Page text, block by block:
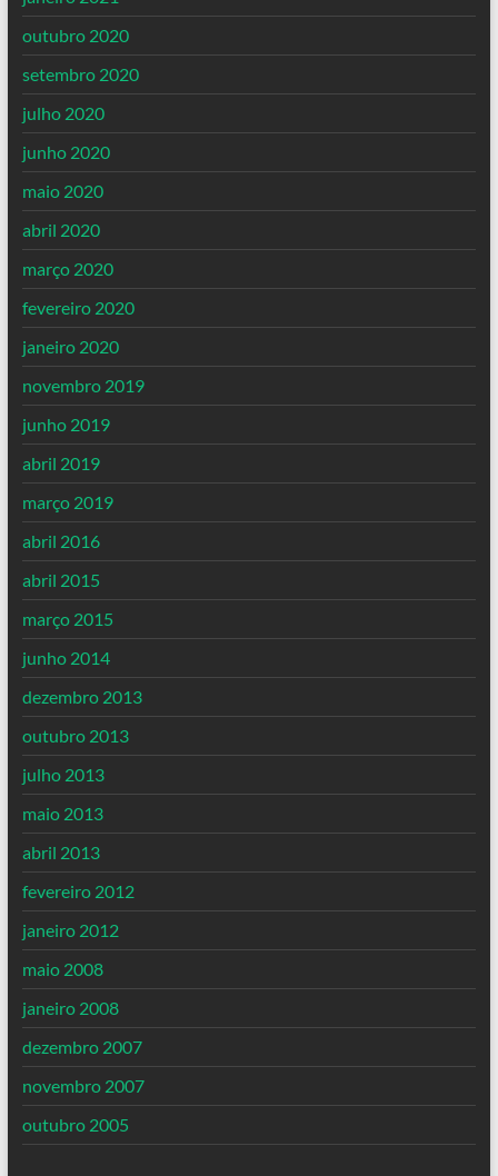
outubro 2020
setembro 2020
julho 2020
junho 2020
maio 2020
abril 2020
março 2020
fevereiro 2020
janeiro 2020
novembro 2019
junho 2019
abril 2019
março 2019
abril 2016
abril 2015
março 2015
junho 2014
dezembro 2013
outubro 2013
julho 2013
maio 2013
abril 2013
fevereiro 2012
janeiro 2012
maio 2008
janeiro 2008
dezembro 2007
novembro 2007
outubro 2005